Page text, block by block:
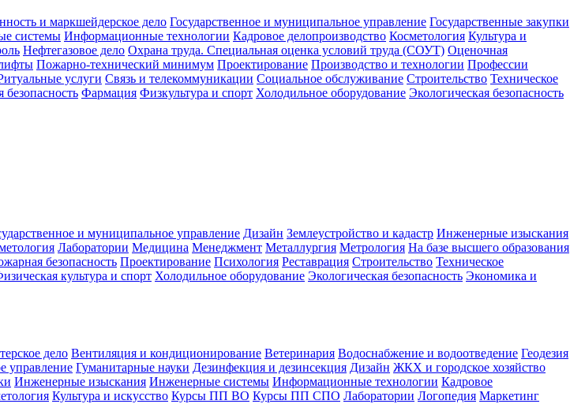
и маркшейдерское дело Государственное и муниципальное управление Государственные закупки
системы Информационные технологии Кадровое делопроизводство Косметология Культура и
Нефтегазовое дело Охрана труда. Специальная оценка условий труда (СОУТ) Оценочная
Пожарно-технический минимум Проектирование Производство и технологии Профессии
услуги Связь и телекоммуникации Социальное обслуживание Строительство Техническое
безопасность Фармация Физкультура и спорт Холодильное оборудование Экологическая безопасность
и муниципальное управление Дизайн Землеустройство и кадастр Инженерные изыскания
Лаборатории Медицина Менеджмент Металлургия Метрология На базе высшего образования
безопасность Проектирование Психология Реставрация Строительство Техническое
культура и спорт Холодильное оборудование Экологическая безопасность Экономика и
дело Вентиляция и кондиционирование Ветеринария Водоснабжение и водоотведение Геодезия
управление Гуманитарные науки Дезинфекция и дезинсекция Дизайн ЖКХ и городское хозяйство
Инженерные изыскания Инженерные системы Информационные технологии Кадровое
Культура и искусство Курсы ПП ВО Курсы ПП СПО Лаборатории Логопедия Маркетинг